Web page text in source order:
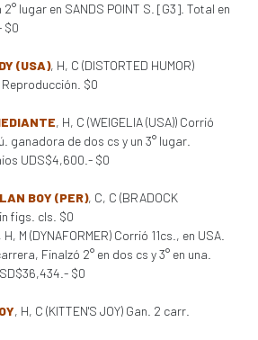
lugar en SANDS POINT S. [G3]. Total en
$0
(USA), H, C (DISTORTED HUMOR)
$0
, H, C (WEIGELIA (USA)) Corrió
ganadora de dos cs y un 3° lugar.
UDS$4,600.- $0
BOY (PER), C, C (BRADOCK
figs. cls. $0
, H, M (DYNAFORMER) Corrió 11cs., en USA.
Finalzó 2° en dos cs y 3° en una.
$0
, H, C (KITTEN'S JOY) Gan. 2 carr.